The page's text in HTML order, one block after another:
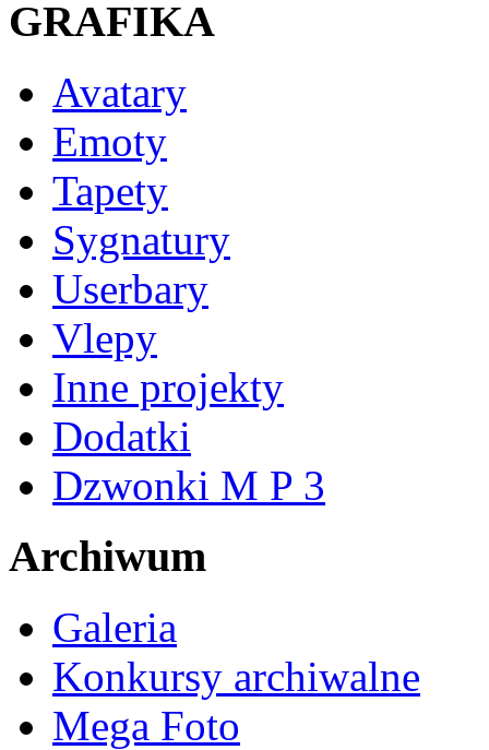
GRAFIKA
Avatary
Emoty
Tapety
Sygnatury
Userbary
Vlepy
Inne projekty
Dodatki
Dzwonki M P 3
Archiwum
Galeria
Konkursy archiwalne
Mega Foto